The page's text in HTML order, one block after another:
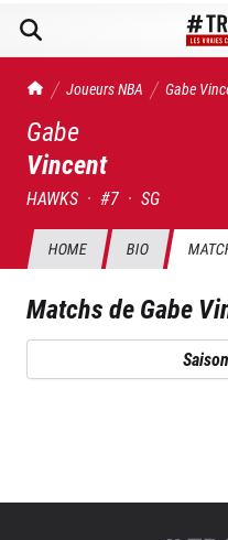
TrashTalk Actu NBA
Joueurs NBA Gabe
Gabe
Vincent
HAWKS · #7 · SG
HOME BIO
Matchs deGabe